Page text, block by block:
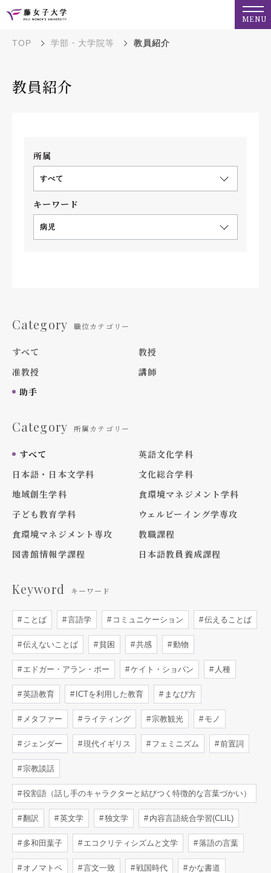
MENU
TOP 学部・大学院等 教員紹介
教員紹介
所属
すべて
キーワード
病児
Category 職位カテゴリー
すべて
教授
准教授
講師
助手
Category 所属カテゴリー
すべて
英語文化学科
日本語・日本文学科
文化総合学科
地域創生学科
食環境マネジメント学科
子ども教育学科
ウェルビーイング学専攻
食環境マネジメント専攻
教職課程
図書館情報学課程
日本語教員養成課程
Keyword キーワード
ことば 言語学 コミュニケーション 伝えることば
伝えないことば 貧困 共感 動物
エドガー・アラン・ポー ケイト・ショパン 人種
英語教育 ICTを利用した教育 まなび方
メタファー ライティング 宗教観光 モノ
ジェンダー 現代イギリス フェミニズム 前置詞
宗教談話
役割語（話し手のキャラクターと結びつく特徴的な言葉づかい）
翻訳 英文学 独文学 内容言語統合学習(CLIL)
多和田葉子 エコクリティシズムと文学 落語の言葉
オノマトペ 言文一致 戦国時代 かな書道